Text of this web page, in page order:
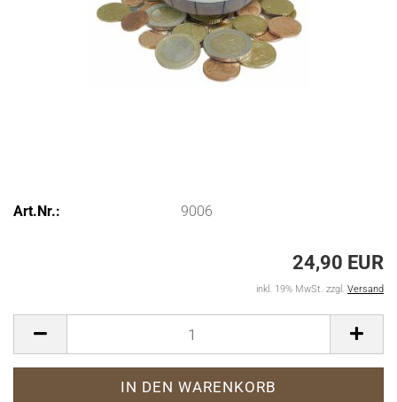
Art.Nr.: 9006
24,90 EUR
inkl. 19% MwSt. zzgl. Versand